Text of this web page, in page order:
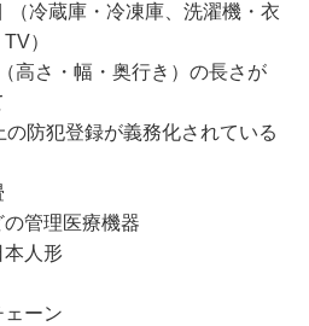
（冷蔵庫・冷凍庫、洗濯機・衣
）
高さ・幅・奥行き）の長さが
防犯登録が義務化されている
管理医療機器
本人形
ーン